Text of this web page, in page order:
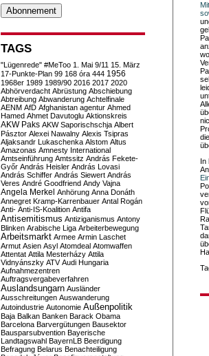
In
TAGS
"Lügenrede" #MeToo 1. Mai 9/11 15. März
17-Punkte-Plan 99 168 óra 444 1956
1968er 1989 1989/90 2016 2017 2020
Abhörverdacht Abrüstung Abschiebung
Abtreibung Abwanderung Achtelfinale
AENM AfD Afghanistan agentur Ahmed
Hamed Ahmet Davutoglu Aktionskreis
AKW Paks AKW Saporischschja Albert
Pásztor Alexei Nawalny Alexis Tsipras
Aljaksandr Lukaschenka Alstom Altus
Amazonas Amnesty International
Amtseinführung Amtssitz András Fekete-
Győr András Heisler András Lovasi
András Schiffer András Siewert András
Veres André Goodfriend Andy Vajna
Angela Merkel Anhörung Anna Donáth
Annegret Kramp-Karrenbauer Antal Rogán
Anti- Anti-IS-Koalition Antifa
Antisemitismus Antiziganismus Antony
Blinken Arabische Liga Arbeiterbewegung
Arbeitsmarkt Armee Armin Laschet
Armut Asien Asyl Atomdeal Atomwaffen
Attentat Attila Mesterházy Attila
Vidnyánszky ATV Audi Hungaria
Aufnahmezentren
Auftragsvergabeverfahren
Auslandsungarn Ausländer
Ausschreitungen Auswanderung
Autoindustrie Autonomie Außenpolitik
Baja Balkan Banken Barack Obama
Barcelona Barvergütungen Bausektor
Bausparsubvention Bayerische
Landtagswahl BayernLB Beerdigung
Befragung Belarus Benachteiligung